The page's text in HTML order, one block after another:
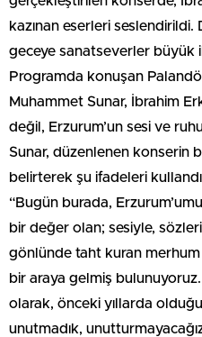
kazınan eserleri seslendirildi.
geceye sanatseverler büyük
Programda konuşan
Muhammet Sunar, İbrahim
değil, Erzurum’un sesi ve
Sunar, düzenlenen konserin
belirterek şu ifadeleri
“Bugün burada,
bir değer olan; sesiyle,
gönlünde taht kuran merhum
bir araya gelmiş
olarak, önceki yıllarda
unutmadık,